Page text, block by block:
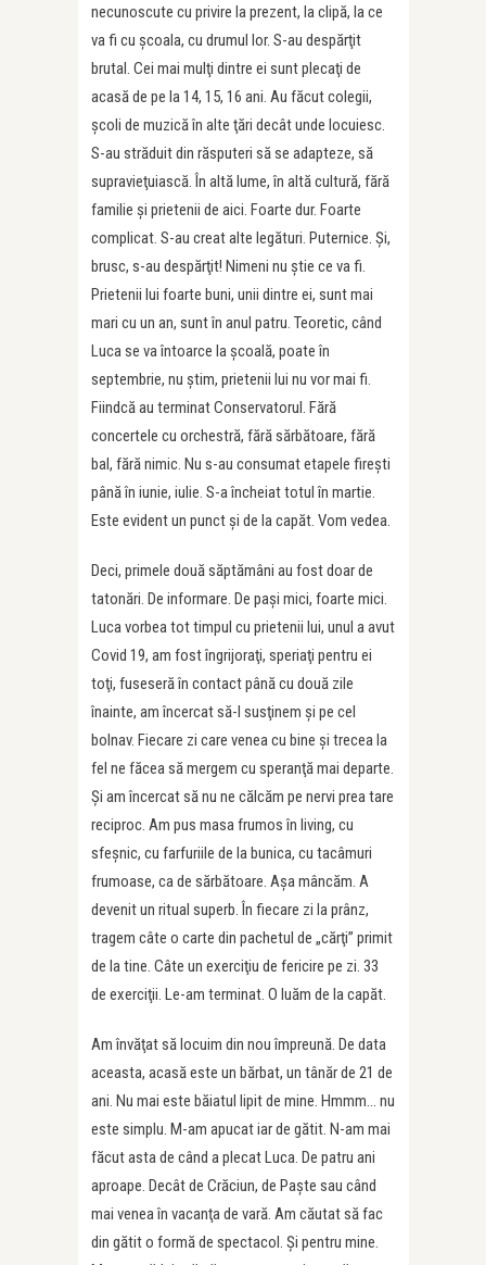
necunoscute cu privire la prezent, la clipă, la ce
va fi cu şcoala, cu drumul lor. S-au despărţit
brutal. Cei mai mulţi dintre ei sunt plecaţi de
acasă de pe la 14, 15, 16 ani. Au făcut colegii,
şcoli de muzică în alte ţări decât unde locuiesc.
S-au străduit din răsputeri să se adapteze, să
supravieţuiască. În altă lume, în altă cultură, fără
familie şi prietenii de aici. Foarte dur. Foarte
complicat. S-au creat alte legături. Puternice. Şi,
brusc, s-au despărţit! Nimeni nu ştie ce va fi.
Prietenii lui foarte buni, unii dintre ei, sunt mai
mari cu un an, sunt în anul patru. Teoretic, când
Luca se va întoarce la şcoală, poate în
septembrie, nu ştim, prietenii lui nu vor mai fi.
Fiindcă au terminat Conservatorul. Fără
concertele cu orchestră, fără sărbătoare, fără
bal, fără nimic. Nu s-au consumat etapele fireşti
până în iunie, iulie. S-a încheiat totul în martie.
Este evident un punct şi de la capăt. Vom vedea.
Deci, primele două săptămâni au fost doar de
tatonări. De informare. De paşi mici, foarte mici.
Luca vorbea tot timpul cu prietenii lui, unul a avut
Covid 19, am fost îngrijoraţi, speriaţi pentru ei
toţi, fuseseră în contact până cu două zile
înainte, am încercat să-l susţinem şi pe cel
bolnav. Fiecare zi care venea cu bine şi trecea la
fel ne făcea să mergem cu speranţă mai departe.
Şi am încercat să nu ne călcăm pe nervi prea tare
reciproc. Am pus masa frumos în living, cu
sfeşnic, cu farfuriile de la bunica, cu tacâmuri
frumoase, ca de sărbătoare. Aşa mâncăm. A
devenit un ritual superb. În fiecare zi la prânz,
tragem câte o carte din pachetul de „cărţi” primit
de la tine. Câte un exerciţiu de fericire pe zi. 33
de exerciţii. Le-am terminat. O luăm de la capăt.
Am învăţat să locuim din nou împreună. De data
aceasta, acasă este un bărbat, un tânăr de 21 de
ani. Nu mai este băiatul lipit de mine. Hmmm… nu
este simplu. M-am apucat iar de gătit. N-am mai
făcut asta de când a plecat Luca. De patru ani
aproape. Decât de Crăciun, de Paşte sau când
mai venea în vacanţa de vară. Am căutat să fac
din gătit o formă de spectacol. Şi pentru mine.